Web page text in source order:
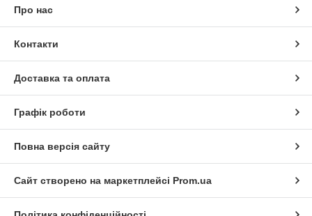
Про нас
Контакти
Доставка та оплата
Графік роботи
Повна версія сайту
Сайт створено на маркетплейсі Prom.ua